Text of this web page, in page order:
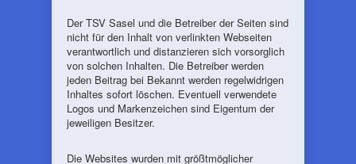
Der TSV Sasel und die Betreiber der Seiten sind
nicht für den Inhalt von verlinkten Webseiten
verantwortlich und distanzieren sich vorsorglich
von solchen Inhalten. Die Betreiber werden
jeden Beitrag bei Bekannt werden regelwidrigen
Inhaltes sofort löschen. Eventuell verwendete
Logos und Markenzeichen sind Eigentum der
jeweiligen Besitzer.
Die Websites wurden mit größtmöglicher